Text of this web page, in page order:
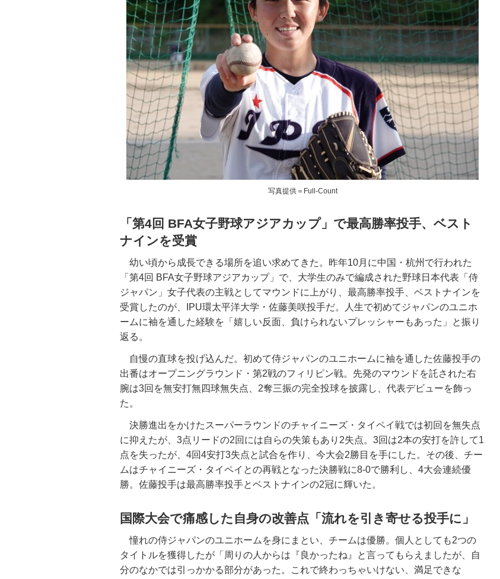
写真提供＝Full-Count
「第4回 BFA女子野球アジアカップ」で最高勝率投手、ベスト
ナインを受賞
幼い頃から成長できる場所を追い求めてきた。昨年10月に中国・杭州で行われた
「第4回 BFA女子野球アジアカップ」で、大学生のみで編成された野球日本代表「侍
ジャパン」女子代表の主戦としてマウンドに上がり、最高勝率投手、ベストナインを
受賞したのが、IPU環太平洋大学・佐藤美咲投手だ。人生で初めてジャパンのユニホ
ームに袖を通した経験を「嬉しい反面、負けられないプレッシャーもあった」と振り
返る。
自慢の直球を投げ込んだ。初めて侍ジャパンのユニホームに袖を通した佐藤投手の
出番はオープニングラウンド・第2戦のフィリピン戦。先発のマウンドを託された右
腕は3回を無安打無四球無失点、2奪三振の完全投球を披露し、代表デビューを飾っ
た。
決勝進出をかけたスーパーラウンドのチャイニーズ・タイペイ戦では初回を無失点
に抑えたが、3点リードの2回には自らの失策もあり2失点。3回は2本の安打を許して1
点を失ったが、4回4安打3失点と試合を作り、今大会2勝目を手にした。その後、チー
ムはチャイニーズ・タイペイとの再戦となった決勝戦に8-0で勝利し、4大会連続優
勝。佐藤投手は最高勝率投手とベストナインの2冠に輝いた。
国際大会で痛感した自身の改善点「流れを引き寄せる投手に」
憧れの侍ジャパンのユニホームを身にまとい、チームは優勝。個人としても2つの
タイトルを獲得したが「周りの人からは『良かったね』と言ってもらえましたが、自
分のなかでは引っかかる部分があった。これで終わっちゃいけない、満足できな